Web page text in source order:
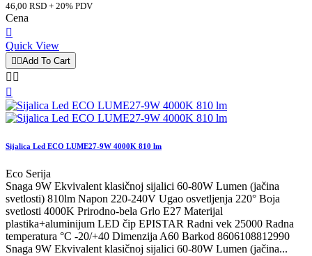
46,00 RSD + 20% PDV
Cena

Quick View
 Add To Cart
 

Sijalica Led ECO LUME27-9W 4000K 810 lm
Eco Serija
Snaga 9W Ekvivalent klasičnoj sijalici 60-80W Lumen (jačina
svetlosti) 810lm Napon 220-240V Ugao osvetljenja 220° Boja
svetlosti 4000K Prirodno-bela Grlo E27 Materijal
plastika+aluminijum LED čip EPISTAR Radni vek 25000 Radna
temperatura °C -20/+40 Dimenzija A60 Barkod 8606108812990
Snaga 9W Ekvivalent klasičnoj sijalici 60-80W Lumen (jačina...